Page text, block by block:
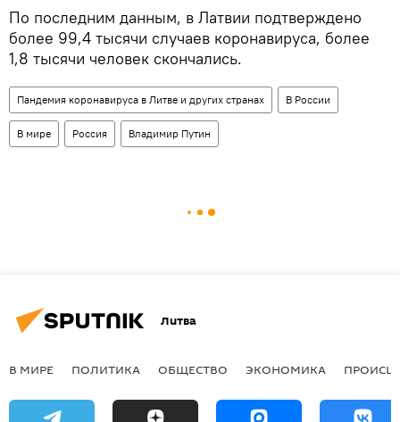
По последним данным, в Латвии подтверждено
более 99,4 тысячи случаев коронавируса, более
1,8 тысячи человек скончались.
Пандемия коронавируса в Литве и других странах В России
В мире Россия Владимир Путин
Литва
В МИРЕ ПОЛИТИКА ОБЩЕСТВО ЭКОНОМИКА